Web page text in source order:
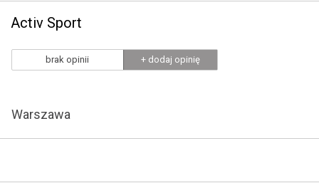
Activ Sport
brak opinii + dodaj opinię
Warszawa